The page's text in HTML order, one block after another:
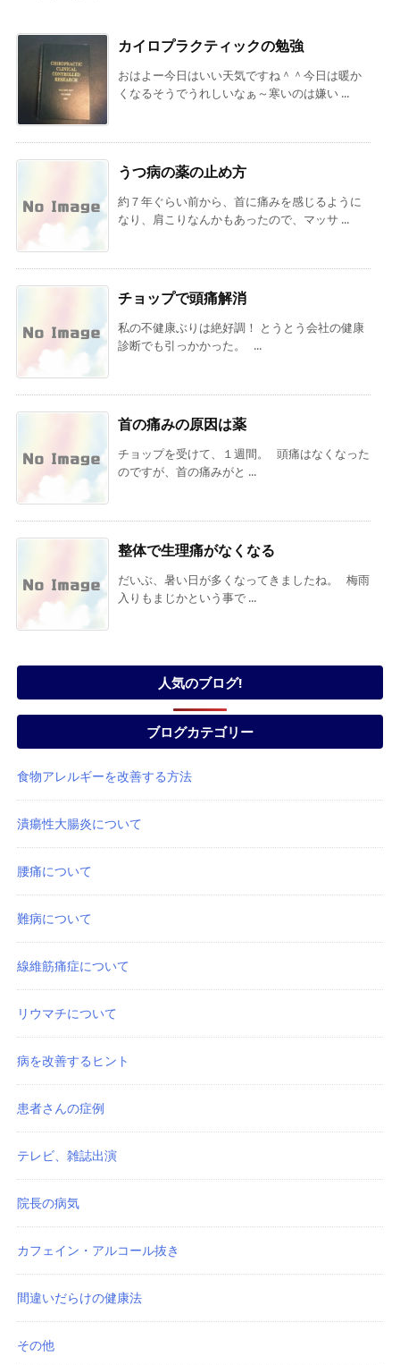
カイロプラクティックの勉強
おはよー今日はいい天気ですね＾＾今日は暖か
くなるそうでうれしいなぁ～寒いのは嫌い ...
うつ病の薬の止め方
約７年ぐらい前から、首に痛みを感じるように
なり、肩こりなんかもあったので、マッサ ...
チョップで頭痛解消
私の不健康ぶりは絶好調！ とうとう会社の健康
診断でも引っかかった。 ...
首の痛みの原因は薬
チョップを受けて、１週間。 頭痛はなくなった
のですが、首の痛みがと ...
整体で生理痛がなくなる
だいぶ、暑い日が多くなってきましたね。 梅雨
入りもまじかという事で ...
人気のブログ!
ブログカテゴリー
食物アレルギーを改善する方法
潰瘍性大腸炎について
腰痛について
難病について
線維筋痛症について
リウマチについて
病を改善するヒント
患者さんの症例
テレビ、雑誌出演
院長の病気
カフェイン・アルコール抜き
間違いだらけの健康法
その他